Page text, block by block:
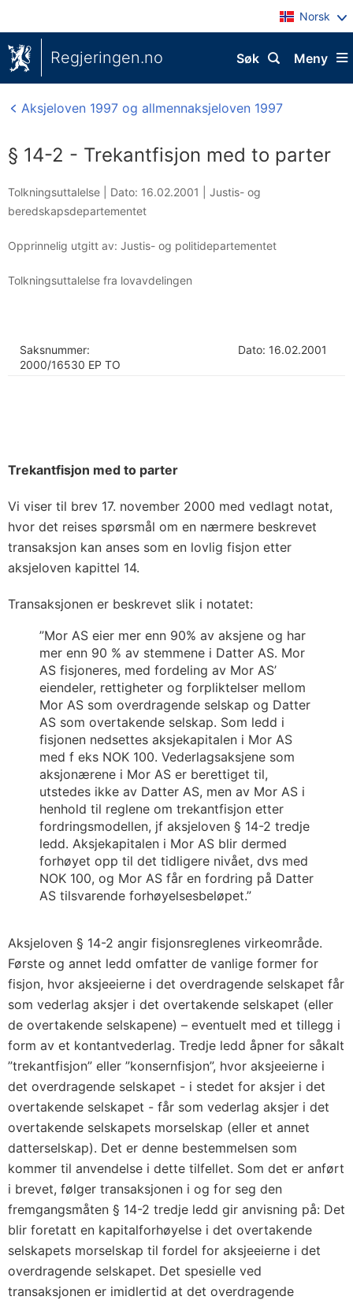
Norsk
Regjeringen.no Meny
Søk
Aksjeloven 1997 og allmennaksjeloven 1997
§ 14-2 - Trekantfisjon med to parter
Tolkningsuttalelse | Dato: 16.02.2001
Justis- og
beredskapsdepartementet
Opprinnelig utgitt av: Justis- og politidepartementet
Tolkningsuttalelse fra lovavdelingen
Saksnummer:
2000/16530 EP TO
Dato: 16.02.2001
Trekantfisjon med to parter
Vi viser til brev 17. november 2000 med vedlagt notat,
hvor det reises spørsmål om en nærmere beskrevet
transaksjon kan anses som en lovlig fisjon etter
aksjeloven kapittel 14.
Transaksjonen er beskrevet slik i notatet:
”Mor AS eier mer enn 90% av aksjene og har
mer enn 90 % av stemmene i Datter AS. Mor
AS fisjoneres, med fordeling av Mor AS’
eiendeler, rettigheter og forpliktelser mellom
Mor AS som overdragende selskap og Datter
AS som overtakende selskap. Som ledd i
fisjonen nedsettes aksjekapitalen i Mor AS
med f eks NOK 100. Vederlagsaksjene som
aksjonærene i Mor AS er berettiget til,
utstedes ikke av Datter AS, men av Mor AS i
henhold til reglene om trekantfisjon etter
fordringsmodellen, jf aksjeloven § 14-2 tredje
ledd. Aksjekapitalen i Mor AS blir dermed
forhøyet opp til det tidligere nivået, dvs med
NOK 100, og Mor AS får en fordring på Datter
AS tilsvarende forhøyelsesbeløpet.”
Aksjeloven § 14-2 angir fisjonsreglenes virkeområde.
Første og annet ledd omfatter de vanlige former for
fisjon, hvor aksjeeierne i det overdragende selskapet får
som vederlag aksjer i det overtakende selskapet (eller
de overtakende selskapene) – eventuelt med et tillegg i
form av et kontantvederlag. Tredje ledd åpner for såkalt
”trekantfisjon” eller ”konsernfisjon”, hvor aksjeeierne i
det overdragende selskapet - i stedet for aksjer i det
overtakende selskapet - får som vederlag aksjer i det
overtakende selskapets morselskap (eller et annet
datterselskap). Det er denne bestemmelsen som
kommer til anvendelse i dette tilfellet. Som det er anført
i brevet, følger transaksjonen i og for seg den
fremgangsmåten § 14-2 tredje ledd gir anvisning på: Det
blir foretatt en kapitalforhøyelse i det overtakende
selskapets morselskap til fordel for aksjeeierne i det
overdragende selskapet. Det spesielle ved
transaksjonen er imidlertid at det overdragende